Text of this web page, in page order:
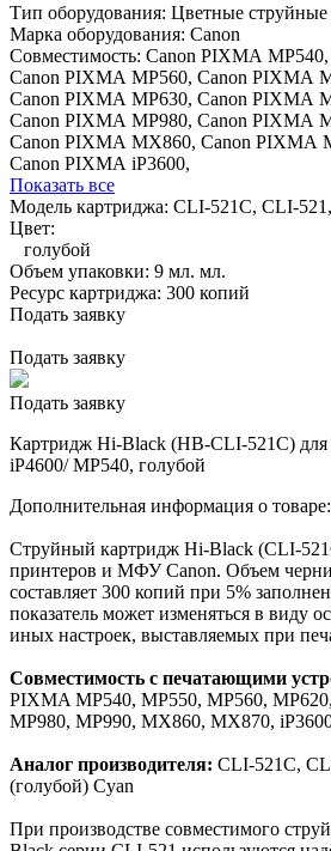
Тип оборудования: Цветные
Марка оборудования: Canon
Совместимость: Canon PIXMA MP540,
Canon PIXMA MP560, Canon PIXMA
Canon PIXMA MP630, Canon PIXMA
Canon PIXMA MP980, Canon PIXMA
Canon PIXMA MX860, Canon PIXMA
Canon PIXMA iP3600,
Показать все
Модель картриджа: CLI-521C, CLI-
Цвет:
голубой
Объем упаковки: 9 мл. мл.
Ресурс картриджа: 300 копий
Подать заявку
Подать заявку
Подать заявку
Картридж Hi-Black (HB-CLI-521C)
iP4600/ MP540, голубой
Дополнительная информация о товаре:
Струйный картридж Hi-Black (CLI-
принтеров и МФУ Canon. Объем
составляет 300 копий при 5%
показатель может изменяться в виду
иных настроек, выставляемых при
Совместимость с печатающими
PIXMA MP540, MP550, MP560,
MP980, MP990, MX860, MX870,
Аналог производителя: CLI-521C,
(голубой) Cyan
При производстве совместимого